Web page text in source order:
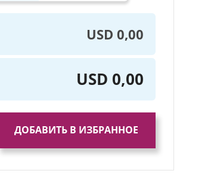
USD 0,00
USD 0,00
ДОБАВИТЬ В ИЗБРАННОЕ